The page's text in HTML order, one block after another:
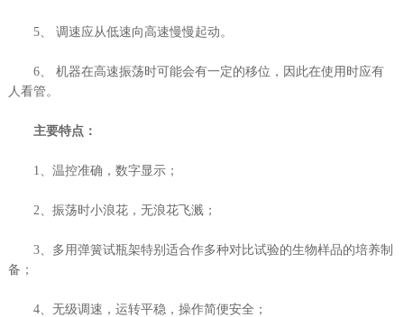
5、 调速应从低速向高速慢慢起动。
6、 机器在高速振荡时可能会有一定的移位，因此在使用时应有
人看管。
主要特点：
1、温控准确，数字显示；
2、振荡时小浪花，无浪花飞溅；
3、多用弹簧试瓶架特别适合作多种对比试验的生物样品的培养制
备；
4、无级调速，运转平稳，操作简便安全；